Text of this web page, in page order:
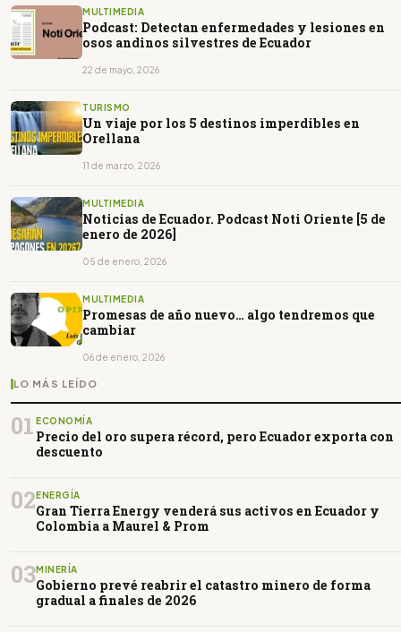
MULTIMEDIA
Podcast: Detectan enfermedades y lesiones en
osos andinos silvestres de Ecuador
22 de mayo, 2026
TURISMO
Un viaje por los 5 destinos imperdibles en
Orellana
11 de marzo, 2026
MULTIMEDIA
Noticias de Ecuador. Podcast Noti Oriente [5 de
enero de 2026]
05 de enero, 2026
MULTIMEDIA
Promesas de año nuevo… algo tendremos que
cambiar
06 de enero, 2026
LO MÁS LEÍDO
01 ECONOMÍA
Precio del oro supera récord, pero Ecuador exporta con
descuento
02ENERGÍA
Gran Tierra Energy venderá sus activos en Ecuador y
Colombia a Maurel & Prom
03MINERÍA
Gobierno prevé reabrir el catastro minero de forma
gradual a finales de 2026